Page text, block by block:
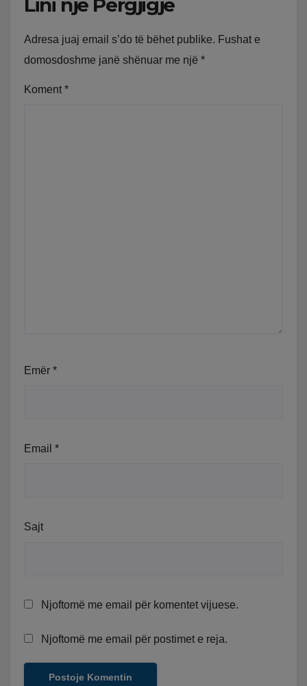
Lini një Përgjigje
Adresa juaj email s’do të bëhet publike. Fushat e
domosdoshme janë shënuar me një *
Koment *
Emër *
Email *
Sajt
Njoftomë me email për komentet vijuese.
Njoftomë me email për postimet e reja.